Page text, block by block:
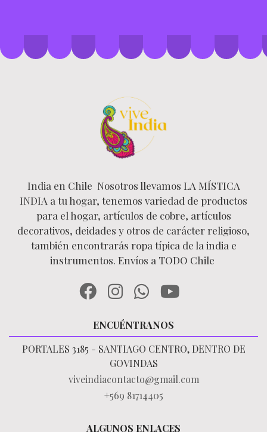
India en Chile Nosotros llevamos LA MÍSTICA
INDIA a tu hogar, tenemos variedad de productos
para el hogar, artículos de cobre, artículos
decorativos, deidades y otros de carácter religioso,
también encontrarás ropa típica de la india e
instrumentos. Envíos a TODO Chile
ENCUÉNTRANOS
PORTALES 3185 - SANTIAGO CENTRO, DENTRO DE
GOVINDAS
viveindiacontacto@gmail.com
+569 81714405
ALGUNOS ENLACES